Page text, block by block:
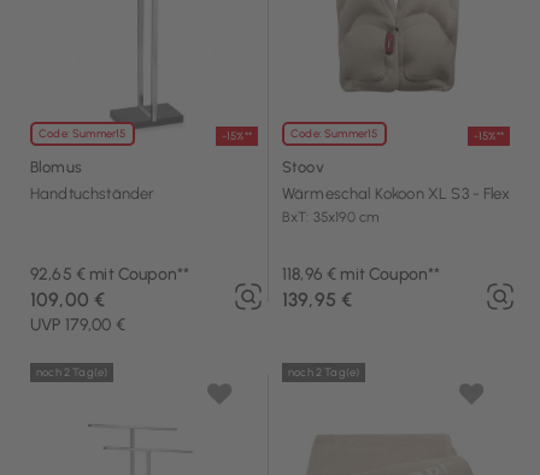
Code: Summer15 -15%**
Blomus
Handtuchständer
92,65 € mit Coupon**
UVP 179,00 €
109,00 €
Code: Summer15 -15%**
Stoov
Wärmeschal Kokoon XL S3 - Flex
BxT: 35x190 cm
118,96 € mit Coupon**
139,95 €
noch 2 Tag(e) noch 2 Tag(e)